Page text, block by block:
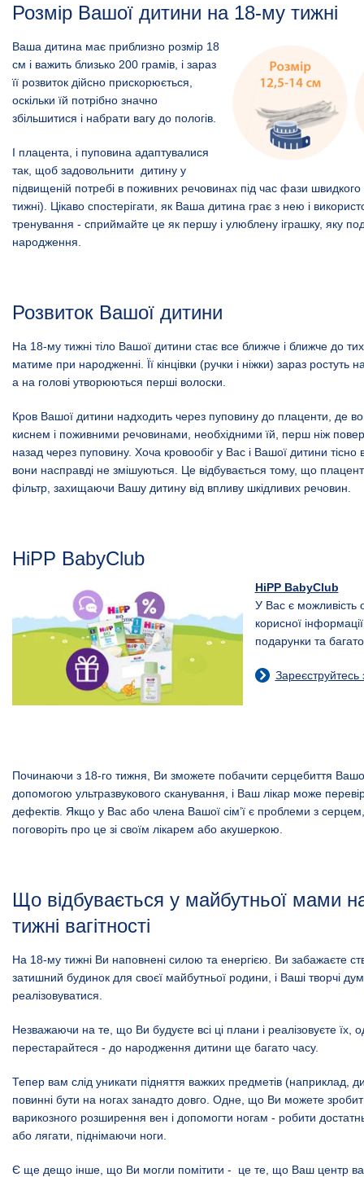
Розмір Вашої дитини на 18-му тижні
Ваша дитина має приблизно розмір 18
см і важить близько 200 грамів, і зараз
її розвиток дійсно прискорюється,
оскільки їй потрібно значно
збільшитися і набрати вагу до пологів.
І плацента, і пуповина адаптувалися
так, щоб задовольнити дитину у
підвищеній потребі в поживних речовинах під час фази
тижні). Цікаво спостерігати, як Ваша дитина грає з нею і
тренування - сприймайте це як першу і улюблену іграшку, яку
народження.
Розвиток Вашої дитини
На 18-му тижні тіло Вашої дитини стає все ближче і ближче до
матиме при народженні. Її кінцівки (ручки і ніжки) зараз ростуть
а на голові утворюються перші волоски.
Кров Вашої дитини надходить через пуповину до плаценти, де
киснем і поживними речовинами, необхідними їй, перш ніж
назад через пуповину. Хоча кровообіг у Вас і Вашої дитини
вони насправді не змішуються. Це відбувається тому, що
фільтр, захищаючи Вашу дитину від впливу шкідливих речовин.
HiPP BabyClub
HiPP BabyClub
У Вас є можливість
корисної
подарунки та
Зареєструйтесь
Починаючи з 18-го тижня, Ви зможете побачити серцебиття
допомогою ультразвукового сканування, і Ваш лікар може
дефектів. Якщо у Вас або члена Вашої сім’ї є проблеми з
поговоріть про це зі своїм лікарем або акушеркою.
Що відбувається у майбутньої мами
тижні вагітності
На 18-му тижні Ви наповнені силою та енергією. Ви забажаєте
затишний будинок для своєї майбутньої родини, і Ваші творчі
реалізовуватися.
Незважаючи на те, що Ви будуєте всі ці плани і реалізовуєте їх,
перестарайтеся - до народження дитини ще багато часу.
Тепер вам слід уникати підняття важких предметів (наприклад,
повинні бути на ногах занадто довго. Одне, що Ви можете
варикозного розширення вен і допомогти ногам - робити
або лягати, піднімаючи ноги.
Є ще дещо інше, що Ви могли помітити - це те, що Ваш центр